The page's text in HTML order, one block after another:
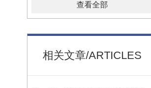
查看全部
相关文章/ARTICLES